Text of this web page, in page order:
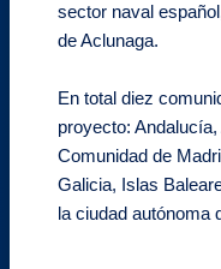
sector naval
de Aclunaga.
En total diez
proyecto:
Comunidad de
Galicia, Islas
la ciudad autónoma